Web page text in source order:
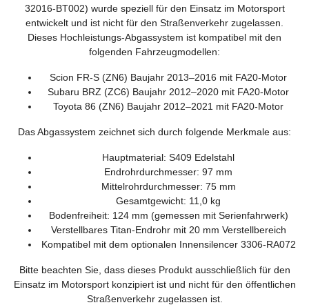
32016-BT002) wurde speziell für den Einsatz im Motorsport
entwickelt und ist nicht für den Straßenverkehr zugelassen.
Dieses Hochleistungs-Abgassystem ist kompatibel mit den
folgenden Fahrzeugmodellen:
Scion FR-S (ZN6) Baujahr 2013–2016 mit FA20-Motor
Subaru BRZ (ZC6) Baujahr 2012–2020 mit FA20-Motor
Toyota 86 (ZN6) Baujahr 2012–2021 mit FA20-Motor
Das Abgassystem zeichnet sich durch folgende Merkmale aus:
Hauptmaterial: S409 Edelstahl
Endrohrdurchmesser: 97 mm
Mittelrohrdurchmesser: 75 mm
Gesamtgewicht: 11,0 kg
Bodenfreiheit: 124 mm (gemessen mit Serienfahrwerk)
Verstellbares Titan-Endrohr mit 20 mm Verstellbereich
Kompatibel mit dem optionalen Innensilencer 3306-RA072
Bitte beachten Sie, dass dieses Produkt ausschließlich für den
Einsatz im Motorsport konzipiert ist und nicht für den öffentlichen
Straßenverkehr zugelassen ist.